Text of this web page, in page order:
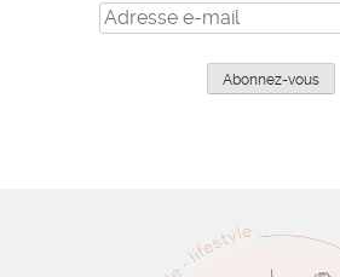
Adresse
e-
Abonnez-vous